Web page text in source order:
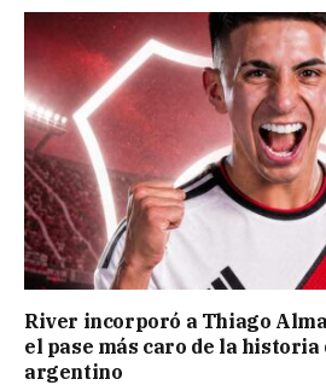
River incorporó a Thiago
el pase más caro de la
argentino